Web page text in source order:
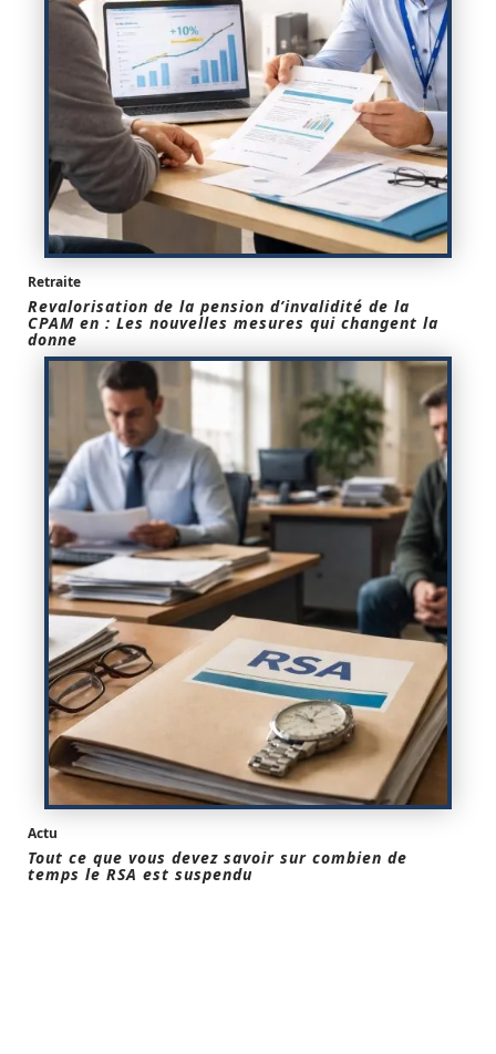
Retraite
Revalorisation de la pension d’invalidité de la
CPAM en : Les nouvelles mesures qui changent la
donne
Actu
Tout ce que vous devez savoir sur combien de
temps le RSA est suspendu